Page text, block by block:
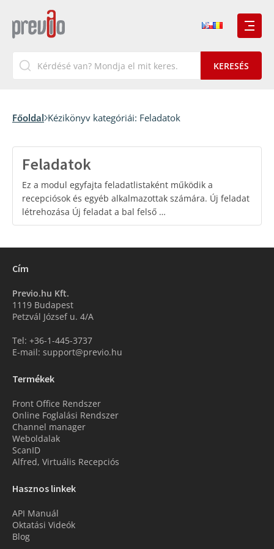
Főoldal Kézikönyv kategóriái: Feladatok
Feladatok
Ez a modul egyfajta feladatlistaként működik a
recepciósok és egyéb alkalmazottak számára. Új feladat
létrehozása Új feladat a bal felső …
Cím
Previo.hu Kft.
1119 Budapest
Petzvál József u. 4/A
Tel: +36-1-445-3737
E-mail: support@previo.hu
Termékek
Front Office Rendszer
Online Foglalási Rendszer
Channel manager
Weboldalak
ScanID
Alfred, Virtuális Recepciós
Hasznos linkek
API Manuál
Oktatási Videók
Blog